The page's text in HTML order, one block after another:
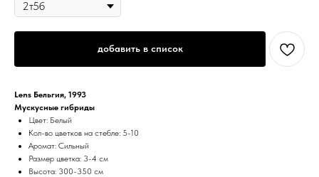
добавить в список
Lens Бельгия, 1993
Мускусные гибриды
Цвет: Белый
Кол-во цветков на стебле: 5-10
Аромат: Сильный
Размер цветка: 3-4 см
Высота: 300-350 см